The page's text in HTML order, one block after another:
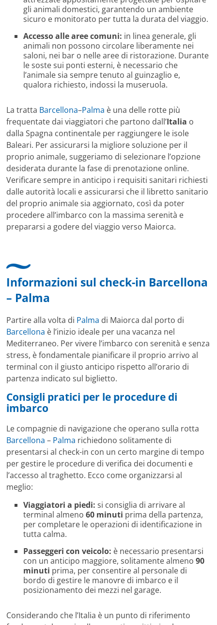
gli animali domestici, garantendo un ambiente
sicuro e monitorato per tutta la durata del viaggio.
Accesso alle aree comuni: in linea generale, gli
animali non possono circolare liberamente nei
saloni, nei bar o nelle aree di ristorazione. Durante
le soste sui ponti esterni, è necessario che
l’animale sia sempre tenuto al guinzaglio e,
qualora richiesto, indossi la museruola.
La tratta Barcellona–Palma è una delle rotte più
frequentate dai viaggiatori che partono dall’Italia o
dalla Spagna continentale per raggiungere le isole
Baleari. Per assicurarsi la migliore soluzione per il
proprio animale, suggeriamo di selezionare l’opzione
desiderata durante la fase di prenotazione online.
Verificare sempre in anticipo i requisiti sanitari richiesti
dalle autorità locali e assicurarsi che il libretto sanitario
del proprio animale sia aggiornato, così da poter
procedere all’imbarco con la massima serenità e
prepararsi a godere del viaggio verso Maiorca.
Informazioni sul check-in Barcellona
– Palma
Partire alla volta di Palma di Maiorca dal porto di
Barcellona è l’inizio ideale per una vacanza nel
Mediterraneo. Per vivere l’imbarco con serenità e senza
stress, è fondamentale pianificare il proprio arrivo al
terminal con il giusto anticipo rispetto all’orario di
partenza indicato sul biglietto.
Consigli pratici per le procedure di
imbarco
Le compagnie di navigazione che operano sulla rotta
Barcellona – Palma richiedono solitamente di
presentarsi al check-in con un certo margine di tempo
per gestire le procedure di verifica dei documenti e
l’accesso al traghetto. Ecco come organizzarsi al
meglio:
Viaggiatori a piedi: si consiglia di arrivare al
terminal almeno60 minuti prima della partenza,
per completare le operazioni di identificazione in
tutta calma.
Passeggeri con veicolo: è necessario presentarsi
con un anticipo maggiore, solitamente almeno90
minuti prima, per consentire al personale di
bordo di gestire le manovre di imbarco e il
posizionamento dei mezzi nel garage.
Considerando che l’Italia è un punto di riferimento